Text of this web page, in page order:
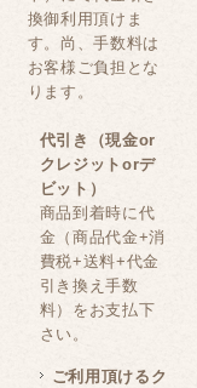
換御利用頂けま
す。尚、手数料は
お客様ご負担とな
ります。
代引き（現金or
クレジットorデ
ビット）
商品到着時に代
金（商品代金+消
費税+送料+代金
引き換え手数
料）をお支払下
さい。
ご利用頂けるク